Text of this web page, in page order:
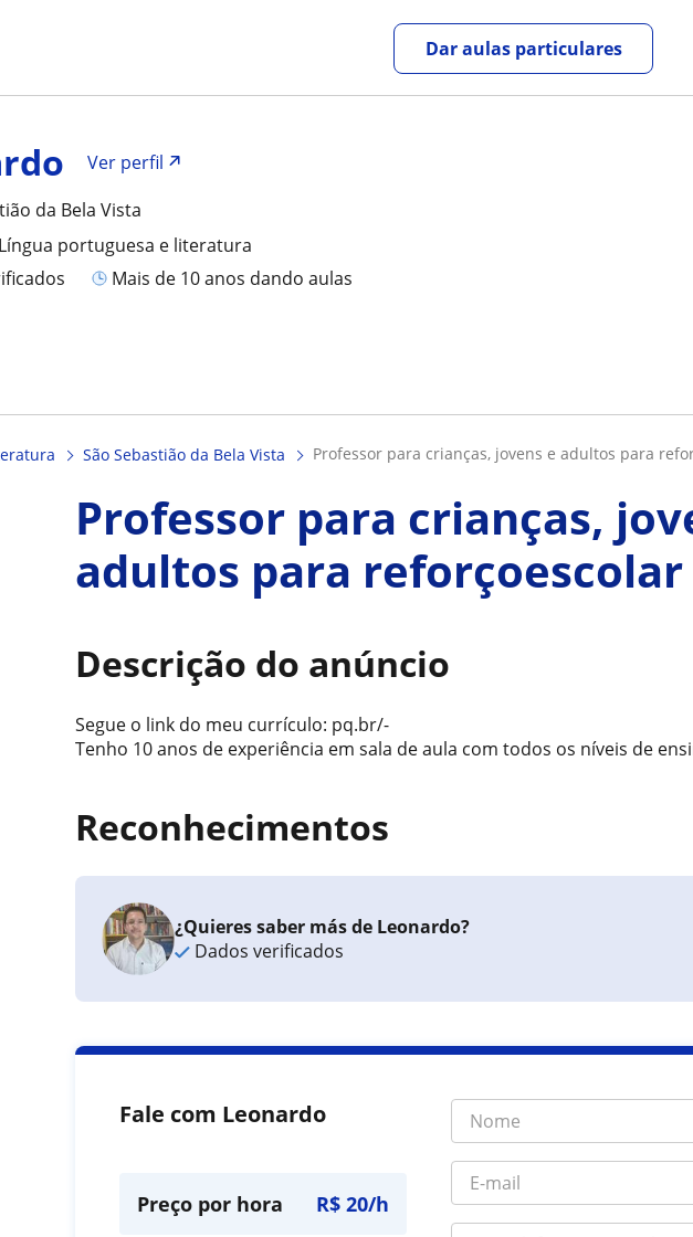
Dar aulas particulares
Ver perfil
da Bela Vista
portuguesa e literatura
mais de 10 anos dando aulas
São Sebastião da Bela Vista professor para crianças, jovens e adultos para
Professor para crianças,
adultos para reforçoescolar
Descrição do anúncio
Segue o link do meu currículo: pq.br/-
Tenho 10 anos de experiência em sala de aula com todos os níveis de
Reconhecimentos
¿Quieres saber más de Leonardo?
Dados verificados
Fale com Leonardo
Preço por hora R$ 20/h